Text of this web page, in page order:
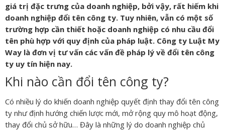
giá trị đặc trưng của doanh nghiệp, bởi vậy, rất hiếm khi
doanh nghiệp đổi tên công ty. Tuy nhiên, vẫn có một số
trường hợp cần thiết hoặc doanh nghiệp có nhu cầu đổi
tên phù hợp với quy định của pháp luật. Công ty Luật My
Way là đơn vị tư vấn các vấn đề pháp lý về đổi tên công
ty uy tín hiện nay.
Khi nào cần đổi tên công ty?
Có nhiều lý do khiến doanh nghiệp quyết định thay đổi tên công
ty như định hướng chiến lược mới, mở rộng quy mô hoạt động,
thay đổi chủ sở hữu… Đây là những lý do doanh nghiệp chủ